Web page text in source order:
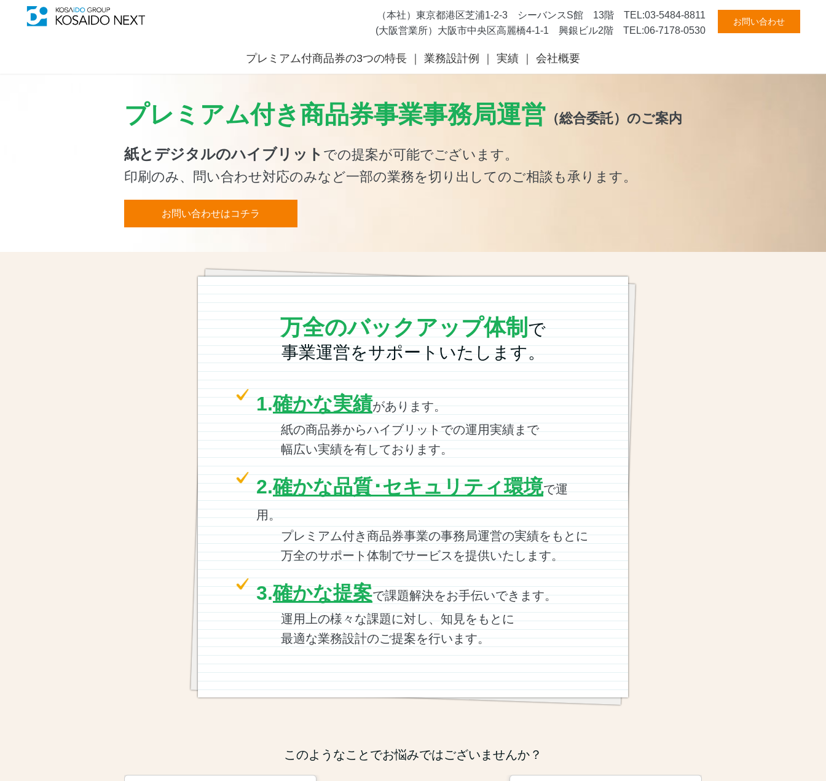
（本社）東京都港区芝浦1-2-3 シーバンスS館 13階 TEL:03-5484-8811
(大阪営業所）大阪市中央区高麗橋4-1-1 興銀ビル2階 TEL:06-7178-0530
お問い合わせ
プレミアム付商品券の3つの特長 業務設計例 実績 会社概要
プレミアム付き商品券事業事務局運営 （総合委託）のご案内
紙とデジタルのハイブリット での提案が可能でございます。
印刷のみ、問い合わせ対応のみなど一部の業務を切り出してのご相談も承ります。
お問い合わせはコチラ
万全のバックアップ体制で
事業運営をサポートいたします。
1.確かな実績があります。
紙の商品券からハイブリットでの運用実績まで
幅広い実績を有しております。
2.確かな品質･セキュリティ環境で運
用。
プレミアム付き商品券事業の事務局運営の実績をもとに
万全のサポート体制でサービスを提供いたします。
3.確かな提案で課題解決をお手伝いできます。
運用上の様々な課題に対し、知見をもとに
最適な業務設計のご提案を行います。
このようなことでお悩みではございませんか？